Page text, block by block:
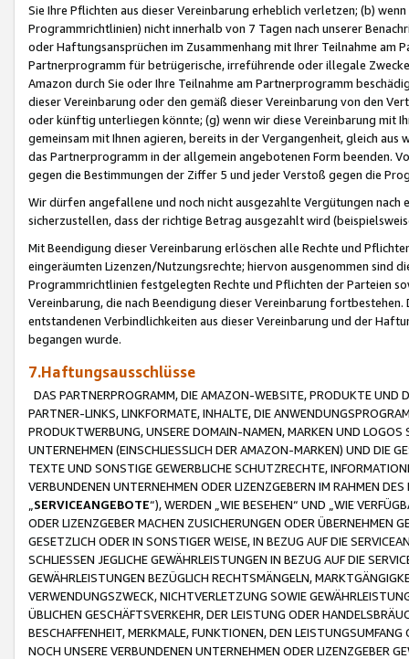
Sie Ihre Pflichten aus dieser Vereinbarung erheblich verletzen; (b)
Programmrichtlinien) nicht innerhalb von 7 Tagen nach unserer
oder Haftungsansprüchen im Zusammenhang mit Ihrer Teilnahme am
Partnerprogramm für betrügerische, irreführende oder illegale
Amazon durch Sie oder Ihre Teilnahme am Partnerprogramm
dieser Vereinbarung oder den gemäß dieser Vereinbarung von den
oder künftig unterliegen könnte; (g) wenn wir diese Vereinbarung mit
gemeinsam mit Ihnen agieren, bereits in der Vergangenheit, gleich
das Partnerprogramm in der allgemein angebotenen Form beenden.
gegen die Bestimmungen der Ziffer 5 und jeder Verstoß gegen die
Wir dürfen angefallene und noch nicht ausgezahlte Vergütungen
sicherzustellen, dass der richtige Betrag ausgezahlt wird
Mit Beendigung dieser Vereinbarung erlöschen alle Rechte und
eingeräumten Lizenzen/Nutzungsrechte; hiervon ausgenommen sind
Programmrichtlinien festgelegten Rechte und Pflichten der Parteien
Vereinbarung, die nach Beendigung dieser Vereinbarung
entstandenen Verbindlichkeiten aus dieser Vereinbarung und der
begangen wurde.
7.Haftungsausschlüsse
DAS PARTNERPROGRAMM, DIE AMAZON-WEBSITE, PRODUKTE UND
PARTNER-LINKS, LINKFORMATE, INHALTE, DIE
PRODUKTWERBUNG, UNSERE DOMAIN-NAMEN, MARKEN UND
UNTERNEHMEN (EINSCHLIESSLICH DER AMAZON-MARKEN) UND DIE
TEXTE UND SONSTIGE GEWERBLICHE SCHUTZRECHTE,
VERBUNDENEN UNTERNEHMEN ODER LIZENZGEBERN IM RAHMEN
SERVICEANGEBOTE“), WERDEN „WIE BESEHEN“ UND „WIE
ODER LIZENZGEBER MACHEN ZUSICHERUNGEN ODER ÜBERNEHMEN
GESETZLICH ODER IN SONSTIGER WEISE, IN BEZUG AUF DIE
SCHLIESSEN JEGLICHE GEWÄHRLEISTUNGEN IN BEZUG AUF DIE
GEWÄHRLEISTUNGEN BEZÜGLICH RECHTSMÄNGELN,
VERWENDUNGSZWECK, NICHTVERLETZUNG SOWIE
ÜBLICHEN GESCHÄFTSVERKEHR, DER LEISTUNG ODER
BESCHAFFENHEIT, MERKMALE, FUNKTIONEN, DEN
NOCH UNSERE VERBUNDENEN UNTERNEHMEN ODER LIZENZGEBER